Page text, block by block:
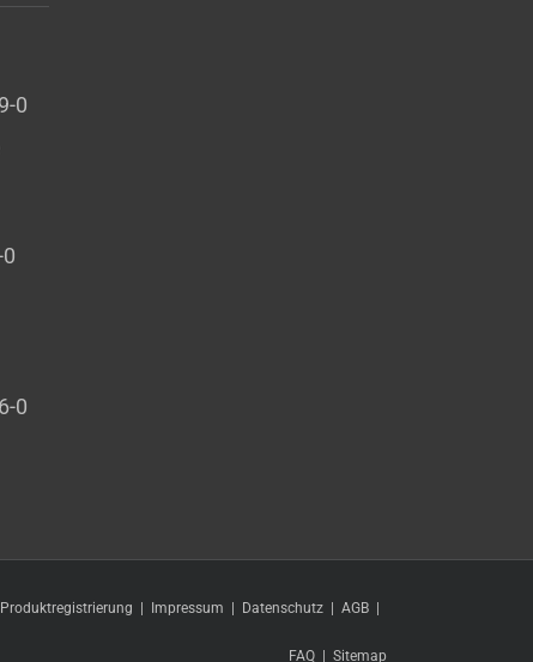
0
0
Produktregistrierung Impressum Datenschutz AGB
FAQ Sitemap